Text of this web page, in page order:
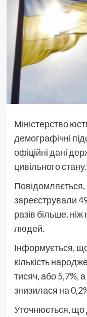
Міністерство
демографічні
офіційні дані
цивільного стану.
Повідомляється,
зареєстрували
разів більше,
людей.
Інформується,
кількість
тисяч, або 5,7%,
знизилася на
Уточнюється, що